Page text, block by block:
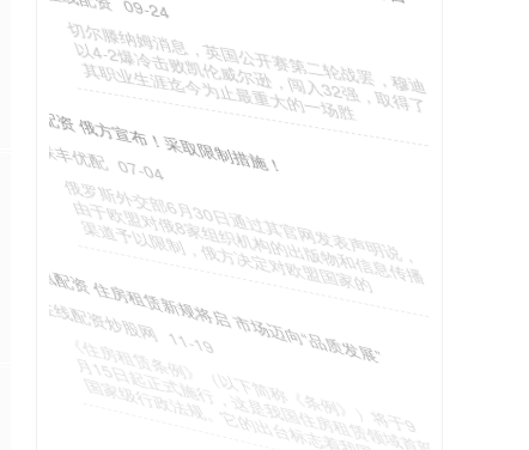
在线配资
09-24
切尔滕纳姆消息，英国公开赛第二轮战罢，穆迪
以4-2爆冷击败凯伦威尔逊，闯入32强，取得了
其职业生涯迄今为止最重大的一场胜
优配资 俄方宣布！采取限制措施！
联丰优配
07-04
俄罗斯外交部6月30日通过其官网发表声明说，
由于欧盟对俄8家组织机构的出版物和信息传播
渠道予以限制，俄方决定对欧盟国家的
凤凰配资 住房租赁新规将启 市场迈向“品质发展”
在线配资炒股网
11-19
《住房租赁条例》（以下简称《条例》）将于9
月15日起正式施行，这是我国住房租赁领域首部
国家级行政法规。它的出台标志着我国